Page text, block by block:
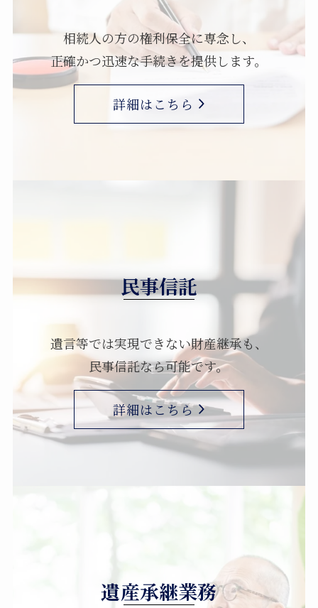
相続人の方の権利保全に専念し、
正確かつ迅速な手続きを提供します。
詳細はこちら
民事信託
遺言等では実現できない財産継承も、
民事信託なら可能です。
詳細はこちら
遺産承継業務